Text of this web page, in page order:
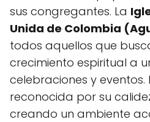
sus congregantes. La
Unida de Colombia
todos aquellos que
crecimiento espiritual a
celebraciones y
reconocida por su
creando un ambiente